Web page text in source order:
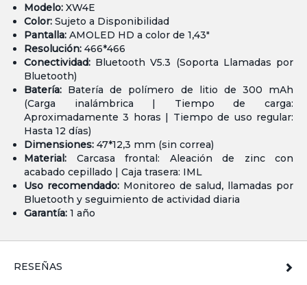
Modelo: XW4E
Color: Sujeto a Disponibilidad
Pantalla: AMOLED HD a color de 1,43"
Resolución: 466*466
Conectividad: Bluetooth V5.3 (Soporta Llamadas por
Bluetooth)
Batería: Batería de polímero de litio de 300 mAh
(Carga inalámbrica | Tiempo de carga:
Aproximadamente 3 horas | Tiempo de uso regular:
Hasta 12 días)
Dimensiones: 47*12,3 mm (sin correa)
Material: Carcasa frontal: Aleación de zinc con
acabado cepillado | Caja trasera: IML
Uso recomendado:Monitoreo de salud, llamadas por
Bluetooth y seguimiento de actividad diaria
Garantía: 1 año
RESEÑAS